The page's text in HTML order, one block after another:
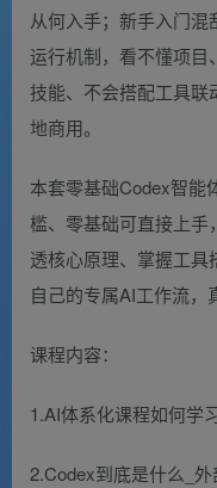
从何入手；新手入门混
运行机制，看不懂项目
技能、不会搭配工具
地商用。
本套零基础Codex智能
槛、零基础可直接上手
透核心原理、掌握工
自己的专属AI工作流，
课程内容：
1.AI体系化课程如何学
2.Codex到底是什么_